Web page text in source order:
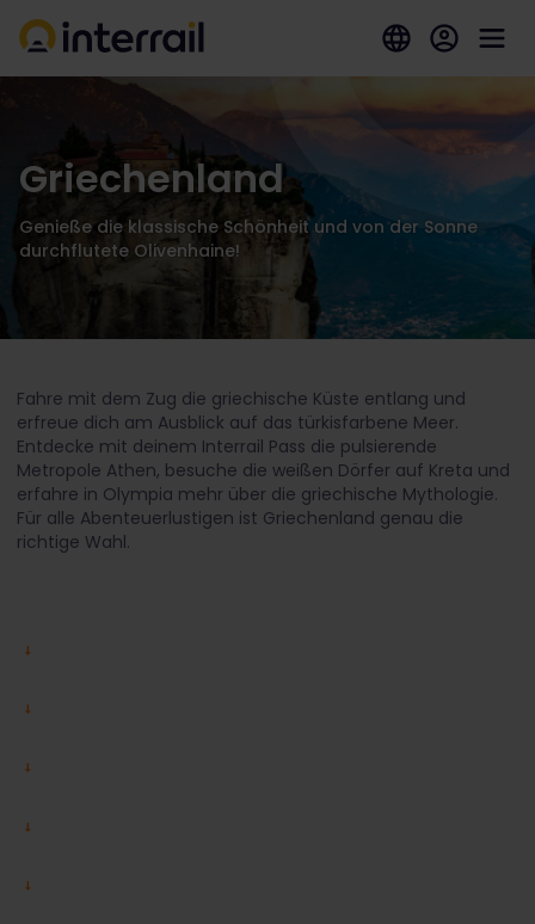
Griechenland
Genieße die klassische Schönheit und von der Sonne
durchflutete Olivenhaine!
Fahre mit dem Zug die griechische Küste entlang und
erfreue dich am Ausblick auf das türkisfarbene Meer.
Entdecke mit deinem Interrail Pass die pulsierende
Metropole Athen, besuche die weißen Dörfer auf Kreta und
erfahre in Olympia mehr über die griechische Mythologie.
Für alle Abenteuerlustigen ist Griechenland genau die
richtige Wahl.